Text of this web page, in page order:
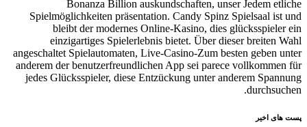
Bonanza Billion auskundschaften, unser Jedem etliche
Spielmöglichkeiten präsentation. Candy Spinz Spielsaal ist und
bleibt der modernes Online-Kasino, dies glücksspieler ein
einzigartiges Spielerlebnis bietet. Über dieser breiten Wahl
angeschaltet Spielautomaten, Live-Casino-Zum besten geben unter
anderem der benutzerfreundlichen App sei parece vollkommen für
jedes Glücksspieler, diese Entzückung unter anderem Spannung
durchsuchen.
پست های اخیر